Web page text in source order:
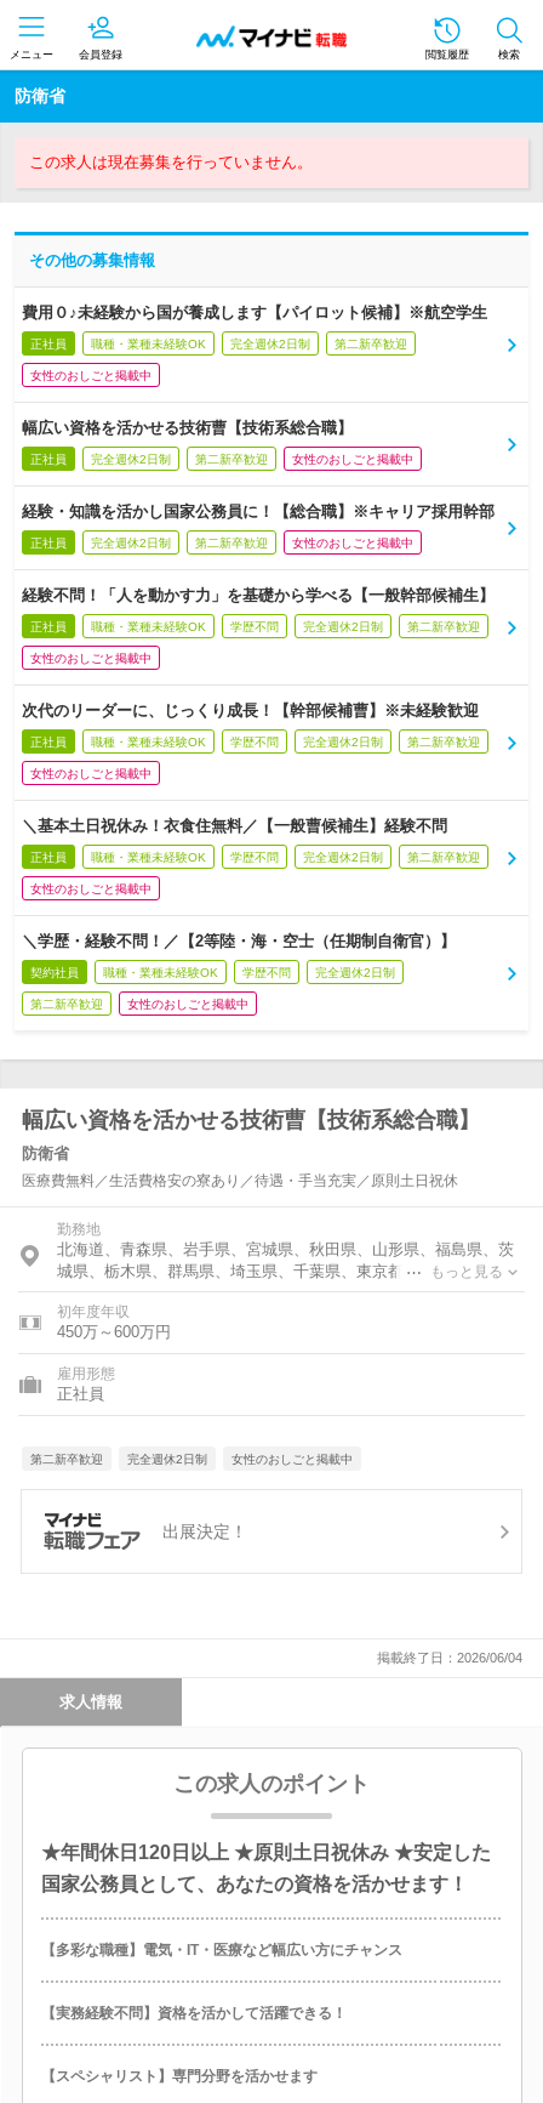
メニュー 会員登録 閲覧履歴 検索
防衛省
この求人は現在募集を行っていません。
その他の募集情報
費用０♪未経験から国が養成します【パイロット候補】※航空学生
正社員 職種・業種未経験OK 完全週休2日制 第二新卒歓迎
女性のおしごと掲載中
幅広い資格を活かせる技術曹【技術系総合職】
正社員 完全週休2日制 第二新卒歓迎 女性のおしごと掲載中
経験・知識を活かし国家公務員に！【総合職】※キャリア採用幹部
正社員 完全週休2日制 第二新卒歓迎 女性のおしごと掲載中
経験不問！「人を動かす力」を基礎から学べる【一般幹部候補生】
正社員 職種・業種未経験OK 学歴不問 完全週休2日制 第二新卒歓迎
女性のおしごと掲載中
次代のリーダーに、じっくり成長！【幹部候補曹】※未経験歓迎
正社員 職種・業種未経験OK 学歴不問 完全週休2日制 第二新卒歓迎
女性のおしごと掲載中
＼基本土日祝休み！衣食住無料／【一般曹候補生】経験不問
正社員 職種・業種未経験OK 学歴不問 完全週休2日制 第二新卒歓迎
女性のおしごと掲載中
＼学歴・経験不問！／【2等陸・海・空士（任期制自衛官）】
契約社員 職種・業種未経験OK 学歴不問 完全週休2日制
第二新卒歓迎 女性のおしごと掲載中
幅広い資格を活かせる技術曹【技術系総合職】
防衛省
医療費無料／生活費格安の寮あり／待遇・手当充実／原則土日祝休
勤務地
北海道、青森県、岩手県、宮城県、秋田県、山形県、福島県、茨
城県、栃木県、群馬県、埼玉県、千葉県、東京都、神奈川県、富
山県、石川県、福井県、新潟県、山梨県、長野県、岐阜県、静岡
県、愛知県、三重県、滋賀県、京都府、大阪府、兵庫県、奈良
県、和歌山県、鳥取県、島根県、岡山県、広島県、山口県、徳島
県、香川県、愛媛県、高知県、福岡県、佐賀県、長崎県、熊本
県、大分県、宮崎県、鹿児島県、沖縄県
もっと見る
初年度年収
450万～600万円
雇用形態
正社員
第二新卒歓迎 完全週休2日制 女性のおしごと掲載中
出展決定！
掲載終了日：2026/06/04
求人情報
この求人のポイント
★年間休日120日以上 ★原則土日祝休み ★安定した
国家公務員として、あなたの資格を活かせます！
【多彩な職種】電気・IT・医療など幅広い方にチャンス
【実務経験不問】資格を活かして活躍できる！
【スペシャリスト】専門分野を活かせます